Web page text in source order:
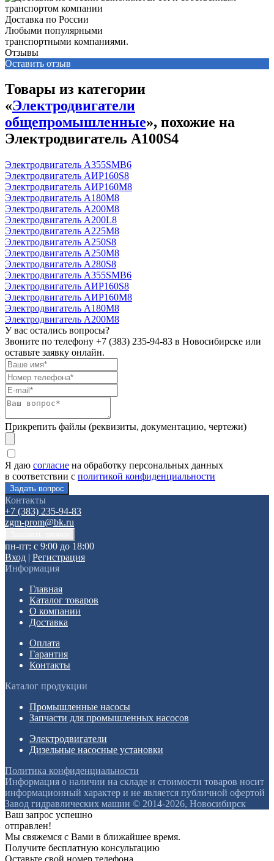
Доставка по России
Любыми популярными
транспортными компаниями.
Отзывы
Оставить отзыв
Товары из категории
«Электродвигатели
общепромышленные», похожие на
Электродвигатель А100S4
Электродвигатель А355SМВ6
Электродвигатель АИР160S8
Электродвигатель АИР160М8
Электродвигатель А180М8
Электродвигатель А200М8
Электродвигатель А200L8
Электродвигатель А225М8
Электродвигатель А250S8
Электродвигатель А250М8
Электродвигатель А280S8
Электродвигатель А355SМВ6
Электродвигатель АИР160S8
Электродвигатель АИР160М8
Электродвигатель А180М8
Электродвигатель А200М8
У вас остались вопросы?
Звоните по телефону +7 (383) 235-94-83 в Новосибирске или
оставьте заявку онлайн.
Прикрепить файлы (реквизиты, документацию, чертежи)
Я даю согласие на обработку персональных данных
в соответствии с политикой конфиденциальности
Контакты
+7 (383) 235-94-83
zgm-prom@bk.ru
пн-пт: с 9:00 до 18:00
Вход | Регистрация
Информация
Главная
Каталог товаров
О компании
Доставка
Оплата
Гарантия
Контакты
Каталог продукции
Промышленные насосы
Запчасти для промышленных насосов
Электродвигатели
Дизельные насосные установки
Политика конфиденциальности
Информация о наличии на складе и стоимости товаров носит
информационный характер и не является публичной офертой
Завод гидравлических машин © 2014-2026, Новосибирск
Ваш запрос успешно
отправлен!
Мы свяжемся с Вами в ближайшее время.
Получите бесплатную консультацию